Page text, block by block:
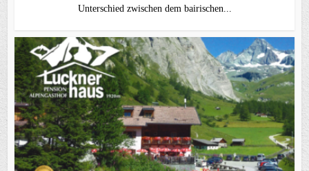
Unterschied zwischen dem bairischen...